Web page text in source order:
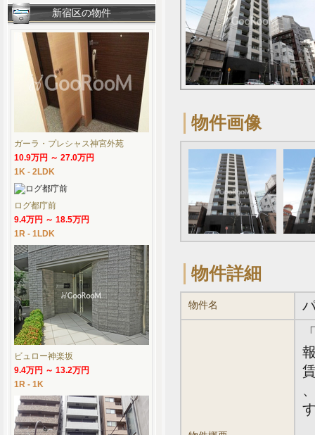
物件画像
物件詳細
物件名
新宿区の物件
ガーラ・プレシャス神宮外苑
10.9万円 ～ 27.0万円
1K - 2LDK
ログ都庁前
9.4万円 ～ 18.5万円
1R - 1LDK
ビュロー神楽坂
9.4万円 ～ 13.2万円
1R - 1K